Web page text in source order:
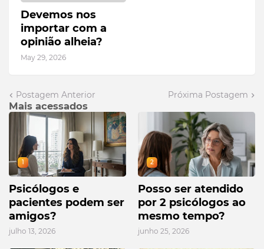
Devemos nos
importar com a
opinião alheia?
May 29, 2026
Postagem Anterior Próxima Postagem
Mais acessados
1
Psicólogos e
pacientes podem ser
amigos?
julho 13, 2026
2
Posso ser atendido
por 2 psicólogos ao
mesmo tempo?
junho 25, 2026